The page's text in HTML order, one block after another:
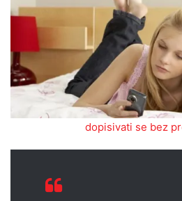
dopisivati se bez